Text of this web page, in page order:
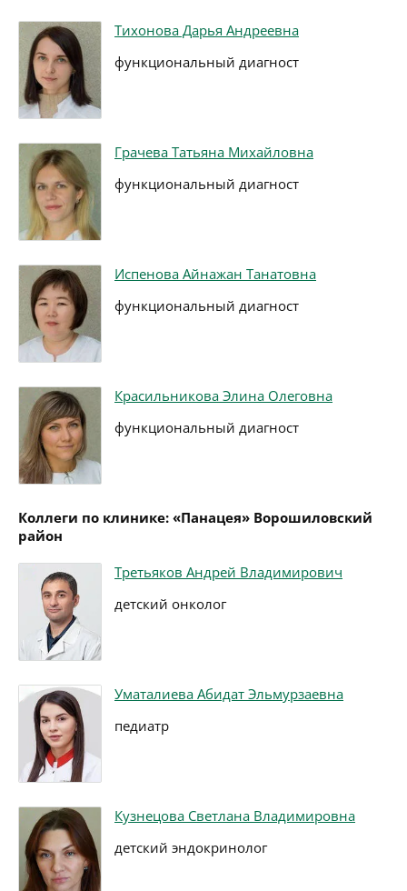
Тихонова Дарья Андреевна
функциональный диагност
Грачева Татьяна Михайловна
функциональный диагност
Испенова Айнажан Танатовна
функциональный диагност
Красильникова Элина Олеговна
функциональный диагност
Коллеги по клинике: «Панацея» Ворошиловский
район
Третьяков Андрей Владимирович
детский онколог
Уматалиева Абидат Эльмурзаевна
педиатр
Кузнецова Светлана Владимировна
детский эндокринолог